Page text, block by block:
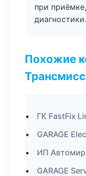
при
диагностики.
Похожие
ГК FastFix
GARAGE
ИП
GARAGE